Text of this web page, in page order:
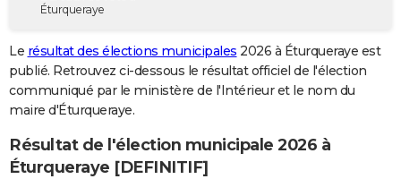
Destinations
City break
Voyage nature
Voyage de noces
Forum
GUIDES D'ACHAT
BONS PLANS
Carte de Noël
Carte Bonne année
Carte Saint-Valentin
Carte Pâques
Carte d'anniversaire
DICTIONNAIRE
Éturqueraye
Le résultat des élections municipales 2026 à Éturqueraye est
publié. Retrouvez ci-dessous le résultat officiel de l'élection
communiqué par le ministère de l'Intérieur et le nom du
maire d'Éturqueraye.
Résultat de l'élection municipale 2026 à
Éturqueraye [DEFINITIF]